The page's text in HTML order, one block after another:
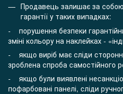
Продавець залишає за
гарантії у таких випадках:
- порушення безпеки
зміні кольору на наклейках -
- якщо виріб має сліди
зроблена спроба самостійного
- якщо були виявлені
пофарбовані панелі, сліди